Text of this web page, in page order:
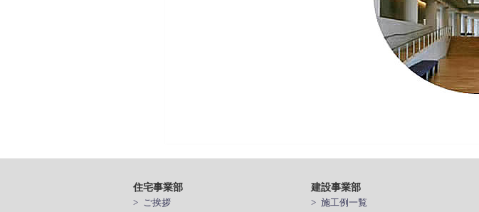
住宅事業部
> ご挨拶
建設事業部
> 施工例一覧